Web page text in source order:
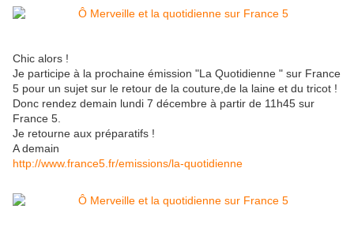
Chic alors !
Je participe à la prochaine émission "La Quotidienne " sur France
5 pour un sujet sur le retour de la couture,de la laine et du tricot !
Donc rendez demain lundi 7 décembre à partir de 11h45 sur
France 5.
Je retourne aux préparatifs !
A demain
http://www.france5.fr/emissions/la-quotidienne